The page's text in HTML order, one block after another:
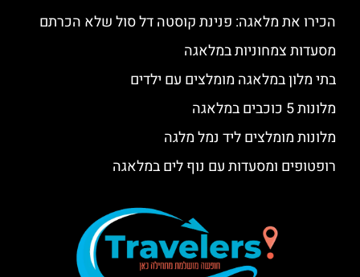
הכירו את מלאגה: פנינת קוסטה דל סול שלא הכרתם
מסעדות צמחוניות במלאגה
בתי מלון במלאגה מומלצים עם ילדים
מלונות 5 כוכבים במלאגה
מלונות מומלצים ליד נמל מלגה
רופטופים ומסעדות עם נוף לים במלאגה